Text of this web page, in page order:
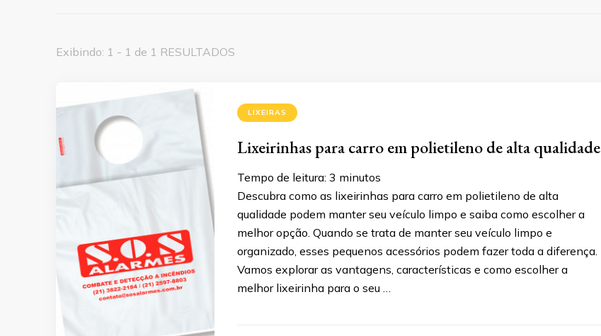
Exibindo: 1 - 1 de 1 RESULTADOS
LIXEIRAS
Lixeirinhas para carro em polietileno de alta qualidade
Tempo de leitura: 3 minutos
Descubra como as lixeirinhas para carro em polietileno de alta
qualidade podem manter seu veículo limpo e saiba como escolher a
melhor opção. Quando se trata de manter seu veículo limpo e
organizado, esses pequenos acessórios podem fazer toda a diferença.
Vamos explorar as vantagens, características e como escolher a
melhor lixeirinha para o seu …